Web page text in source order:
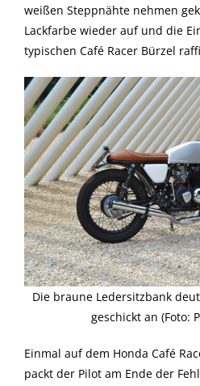
weißen Steppnähte nehmen
Lackfarbe wieder auf und die
typischen Café Racer Bürzel
Die braune Ledersitzbank
geschickt an (Foto:
Einmal auf dem Honda Café
packt der Pilot am Ende der